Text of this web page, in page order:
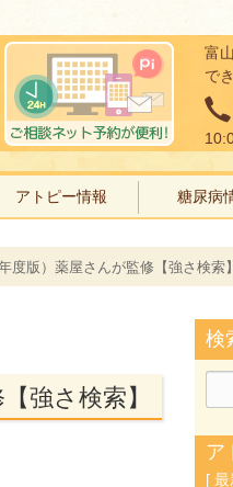
富
で
アトピー情報 糖尿病
度版）薬屋さんが監修【強さ検索】
強さ検索】
検
ア
[